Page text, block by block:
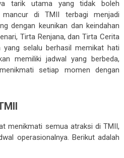
tarik utama yang tidak boleh
mancur di TMII terbagi menjadi
dengan keunikan dan keindahan
Tirta Renjana, dan Tirta Cerita
yang selalu berhasil memikat hati
memiliki jadwal yang berbeda,
setiap momen dengan
menikmati semua atraksi di TMII,
operasionalnya. Berikut adalah